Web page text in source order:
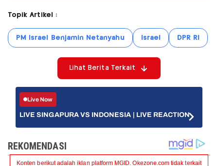
Topik Artikel :
PM Israel Benjamin Netanyahu Israel DPR RI
Lihat Berita Terkait
Live Now
LIVE SINGAPURA VS INDONESIA | LIVE REACTION